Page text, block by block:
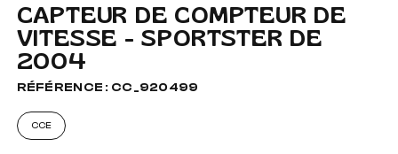
CAPTEUR DE COMPTEUR DE
VITESSE - SPORTSTER DE
2004
RÉFÉRENCE : CC_920499
CCE